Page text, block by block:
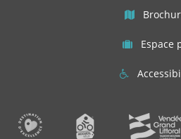
Espace